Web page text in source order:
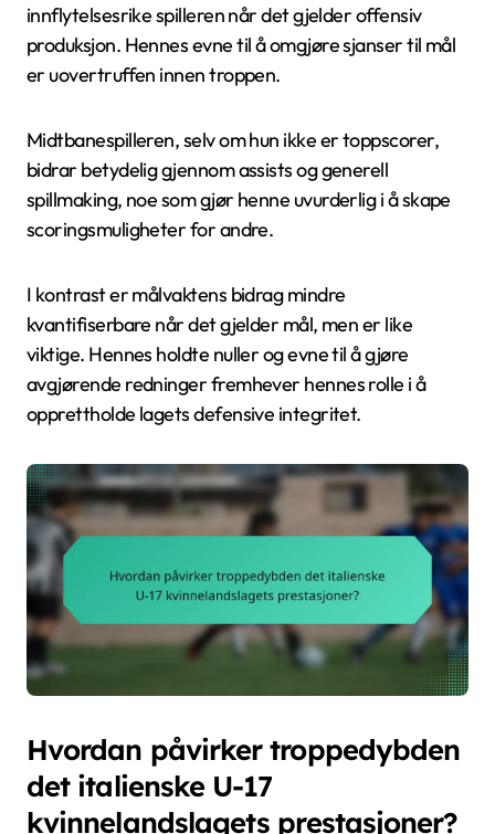
innflytelsesrike spilleren når det gjelder offensiv
produksjon. Hennes evne til å omgjøre sjanser til mål
er uovertruffen innen troppen.
Midtbanespilleren, selv om hun ikke er toppscorer,
bidrar betydelig gjennom assists og generell
spillmaking, noe som gjør henne uvurderlig i å skape
scoringsmuligheter for andre.
I kontrast er målvaktens bidrag mindre
kvantifiserbare når det gjelder mål, men er like
viktige. Hennes holdte nuller og evne til å gjøre
avgjørende redninger fremhever hennes rolle i å
opprettholde lagets defensive integritet.
Hvordan påvirker troppedybden
det italienske U-17
kvinnelandslagets prestasjoner?